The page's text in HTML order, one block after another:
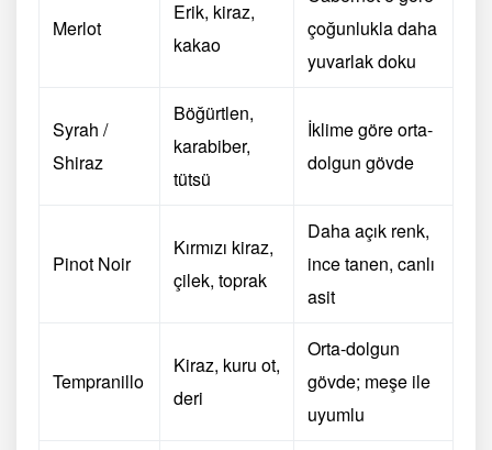
Merlot
Erik, kiraz,
kakao
çoğunlukla daha
yuvarlak doku
Syrah /
Shiraz
Böğürtlen,
karabiber,
tütsü
İklime göre orta-
dolgun gövde
Pinot Noir
Kırmızı kiraz,
çilek, toprak
Daha açık renk,
ince tanen, canlı
asit
Tempranillo
Kiraz, kuru ot,
deri
Orta-dolgun
gövde; meşe ile
uyumlu